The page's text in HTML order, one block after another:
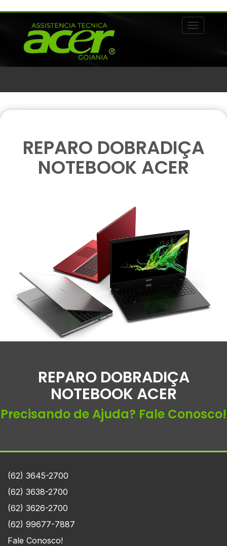
Alternar
REPARO DOBRADIÇA
NOTEBOOK ACER
REPARO DOBRADIÇA
NOTEBOOK ACER
Precisando de Ajuda? Fale Conosco!
(62) 3645-2700
(62) 3638-2700
(62) 3626-2700
(62) 99677-7887
Fale Conosco!